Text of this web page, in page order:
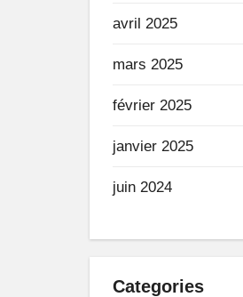
avril 2025
mars 2025
février 2025
janvier 2025
juin 2024
Categories